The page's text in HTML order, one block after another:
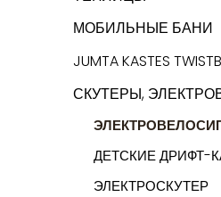
МОБИЛЬНЫЕ БАНИ
JUMTA KASTES
СКУТЕРЫ,
ДЕТСКИЕ ДРИФТ-
ЭЛЕКТРОСКУТЕР